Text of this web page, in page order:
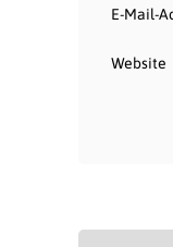
E-Mail-
Website